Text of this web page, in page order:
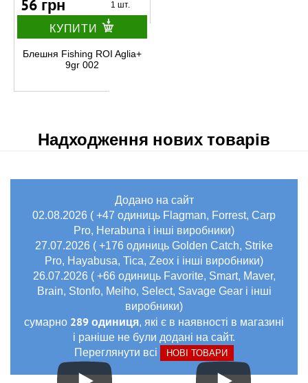
56 грн 1 шт.
КУПИТИ
Блешня Fishing ROI Aglia+
9gr 002
Надходження нових товарів
Додано на сайт
02.08.2026 ( +47 одиниць Flagman, Forrest, Carp
Pro, Herabuna і інші виробники)
27.07.2026 ( +176 одиниць Golden Catch, Strike
Pro, Hayabusa, Tica, Zeox і інші виробники)
26.07.2026 ( +66 одиниць Favorite, Smart, Maver,
Brain, Stonfo, Meiho, Select, Savage Gear і інші
виробники)
сумарно 289 одиниця, які є в наявності в магазині
і раніше не були додані на сайт.
Переглянути всі
НОВІ ТОВАРИ